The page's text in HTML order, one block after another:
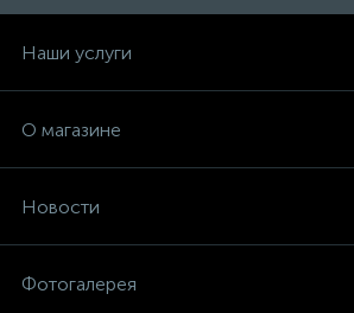
Наши услуги
О магазине
Новости
Фотогалерея